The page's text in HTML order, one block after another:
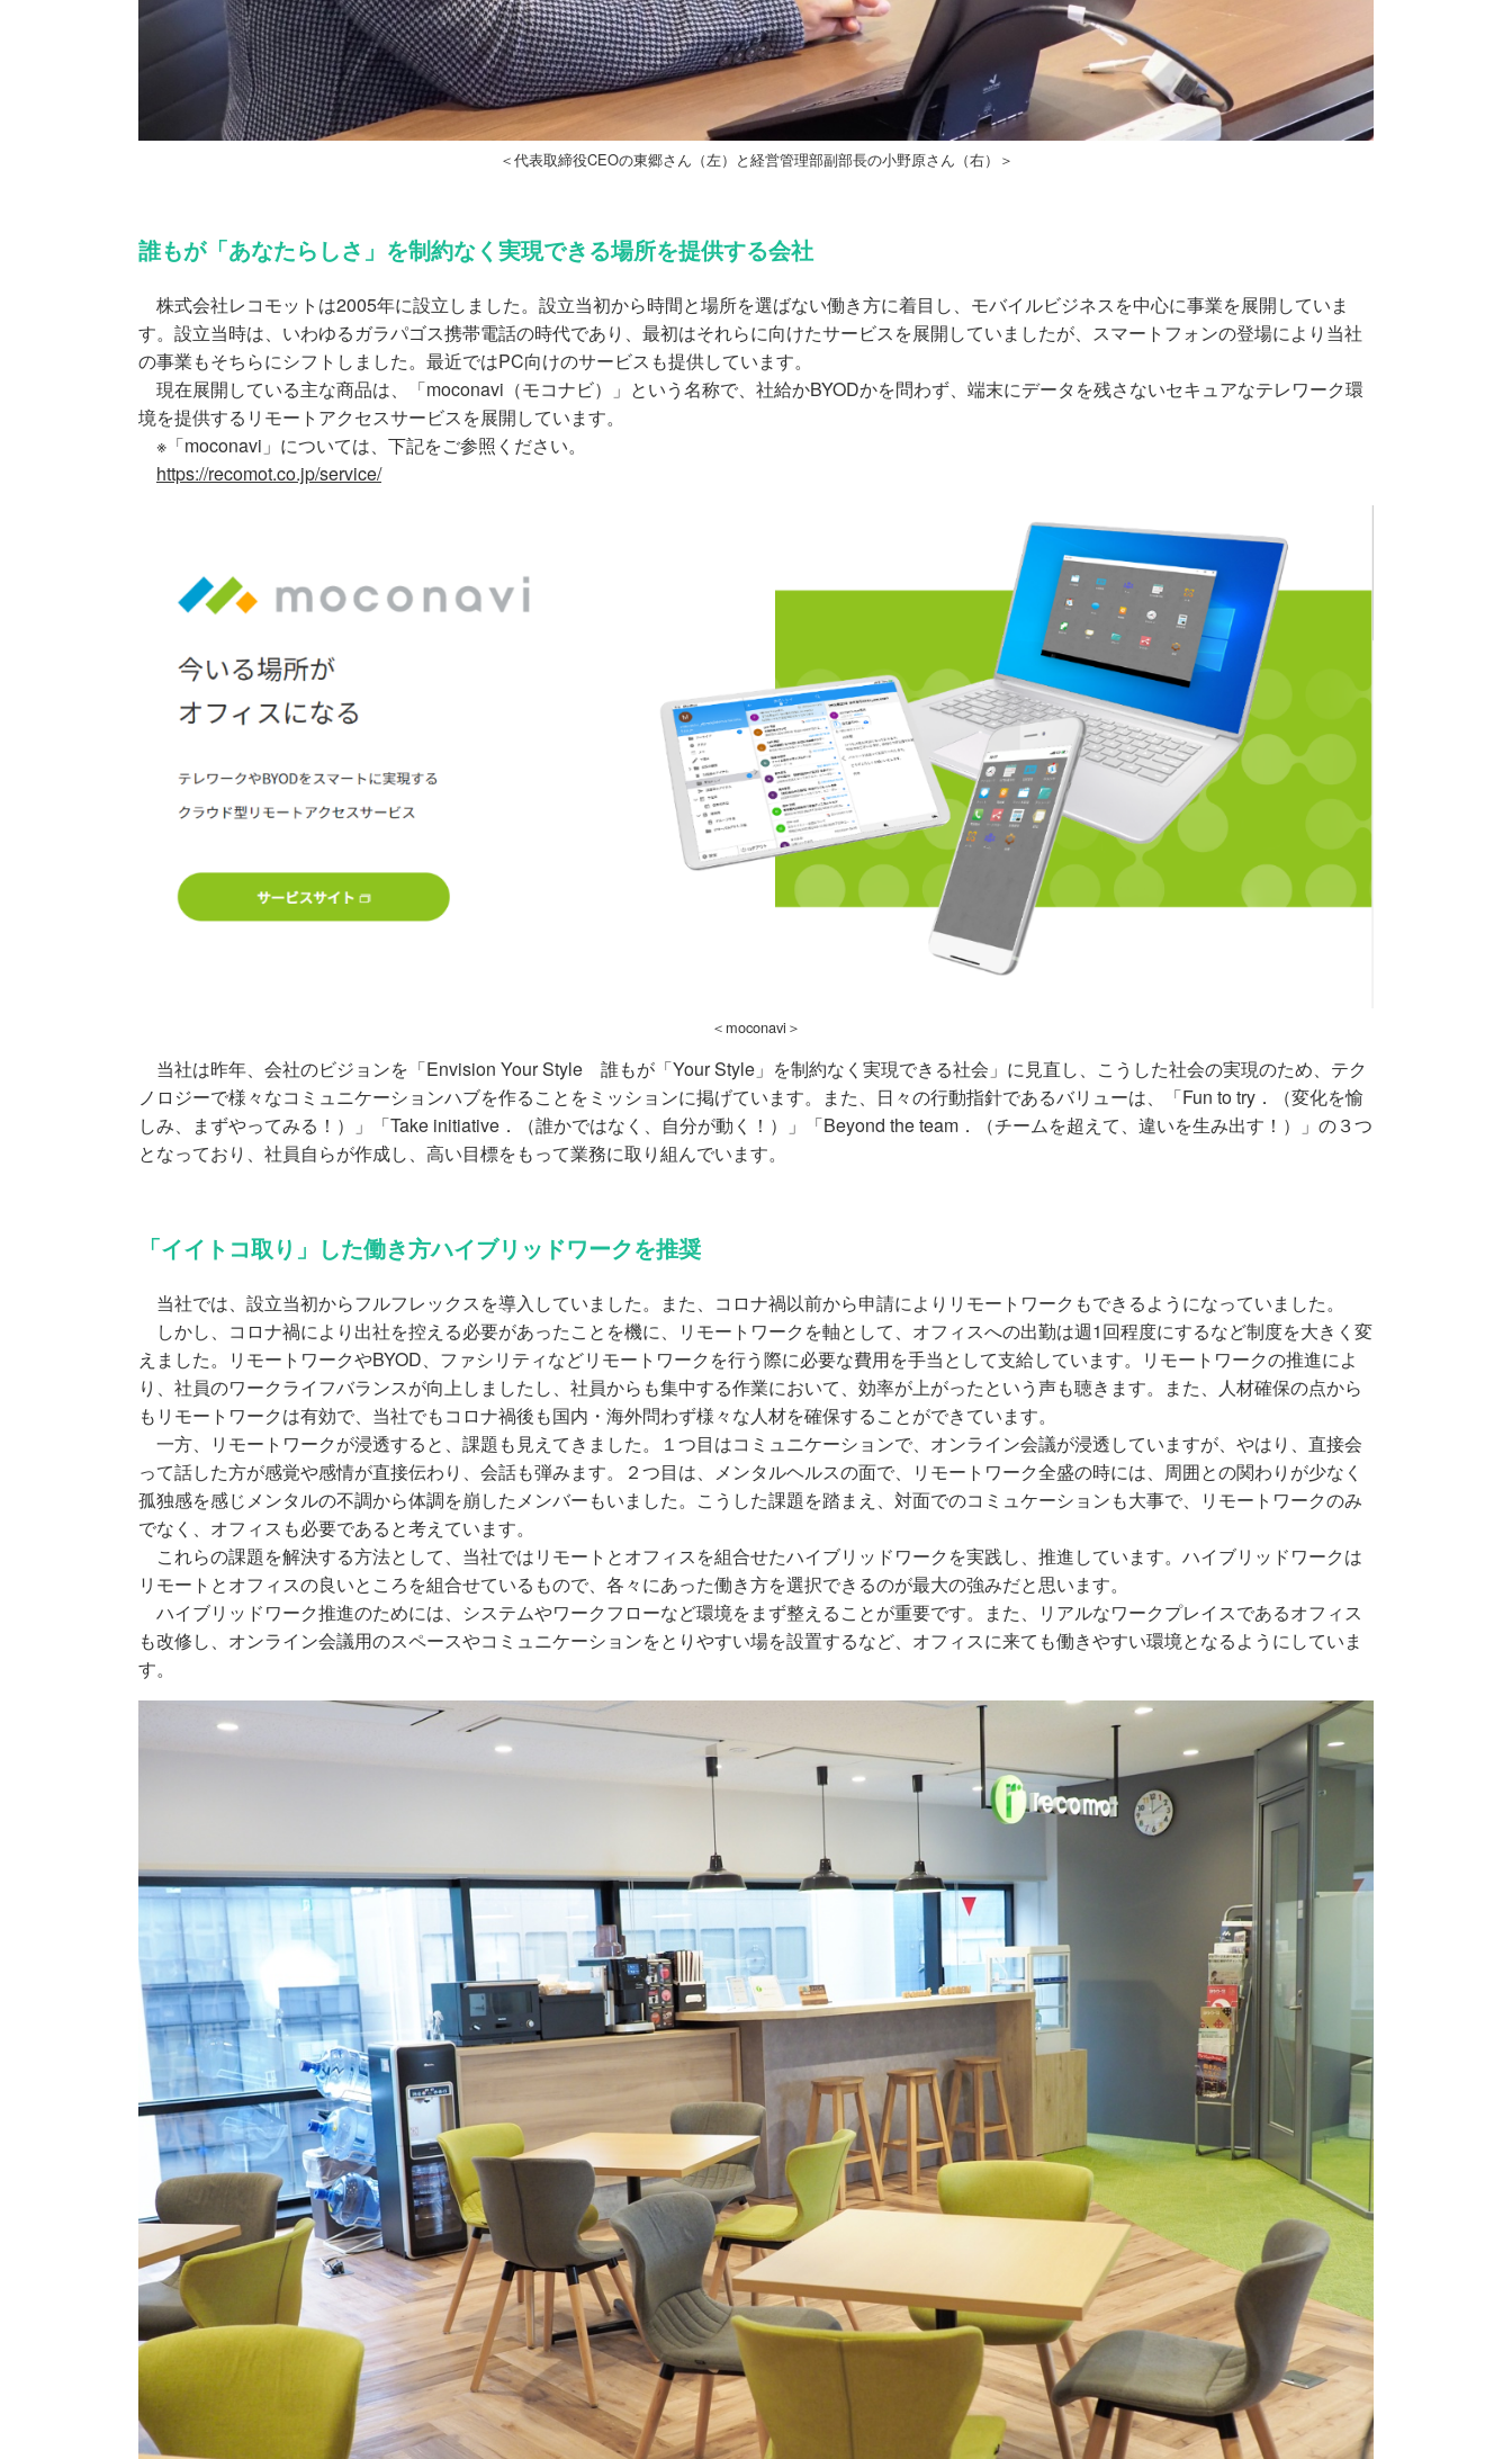
＜代表取締役CEOの東郷さん（左）と経営管理部副部長の小野原さん（右）＞
誰もが「あなたらしさ」を制約なく実現できる場所を提供する会社
株式会社レコモットは2005年に設立しました。設立当初から時間と場所を選ばない働き方に着目し、モバイルビジネスを中心に事業を展開していま
す。設立当時は、いわゆるガラパゴス携帯電話の時代であり、最初はそれらに向けたサービスを展開していましたが、スマートフォンの登場により当社
の事業もそちらにシフトしました。最近ではPC向けのサービスも提供しています。
現在展開している主な商品は、「moconavi（モコナビ）」という名称で、社給かBYODかを問わず、端末にデータを残さないセキュアなテレワーク環
境を提供するリモートアクセスサービスを展開しています。
※「moconavi」については、下記をご参照ください。
https://recomot.co.jp/service/
＜moconavi＞
当社は昨年、会社のビジョンを「Envision Your Style 誰もが「Your Style」を制約なく実現できる社会」に見直し、こうした社会の実現のため、テク
ノロジーで様々なコミュニケーションハブを作ることをミッションに掲げています。また、日々の行動指針であるバリューは、「Fun to try．（変化を愉
しみ、まずやってみる！）」「Take initiative．（誰かではなく、自分が動く！）」「Beyond the team．（チームを超えて、違いを生み出す！）」の３つ
となっており、社員自らが作成し、高い目標をもって業務に取り組んでいます。
「イイトコ取り」した働き方ハイブリッドワークを推奨
当社では、設立当初からフルフレックスを導入していました。また、コロナ禍以前から申請によりリモートワークもできるようになっていました。
しかし、コロナ禍により出社を控える必要があったことを機に、リモートワークを軸として、オフィスへの出勤は週1回程度にするなど制度を大きく変
えました。リモートワークやBYOD、ファシリティなどリモートワークを行う際に必要な費用を手当として支給しています。リモートワークの推進によ
り、社員のワークライフバランスが向上しましたし、社員からも集中する作業において、効率が上がったという声も聴きます。また、人材確保の点から
もリモートワークは有効で、当社でもコロナ禍後も国内・海外問わず様々な人材を確保することができています。
一方、リモートワークが浸透すると、課題も見えてきました。１つ目はコミュニケーションで、オンライン会議が浸透していますが、やはり、直接会
って話した方が感覚や感情が直接伝わり、会話も弾みます。２つ目は、メンタルヘルスの面で、リモートワーク全盛の時には、周囲との関わりが少なく
孤独感を感じメンタルの不調から体調を崩したメンバーもいました。こうした課題を踏まえ、対面でのコミュケーションも大事で、リモートワークのみ
でなく、オフィスも必要であると考えています。
これらの課題を解決する方法として、当社ではリモートとオフィスを組合せたハイブリッドワークを実践し、推進しています。ハイブリッドワークは
リモートとオフィスの良いところを組合せているもので、各々にあった働き方を選択できるのが最大の強みだと思います。
ハイブリッドワーク推進のためには、システムやワークフローなど環境をまず整えることが重要です。また、リアルなワークプレイスであるオフィス
も改修し、オンライン会議用のスペースやコミュニケーションをとりやすい場を設置するなど、オフィスに来ても働きやすい環境となるようにしていま
す。